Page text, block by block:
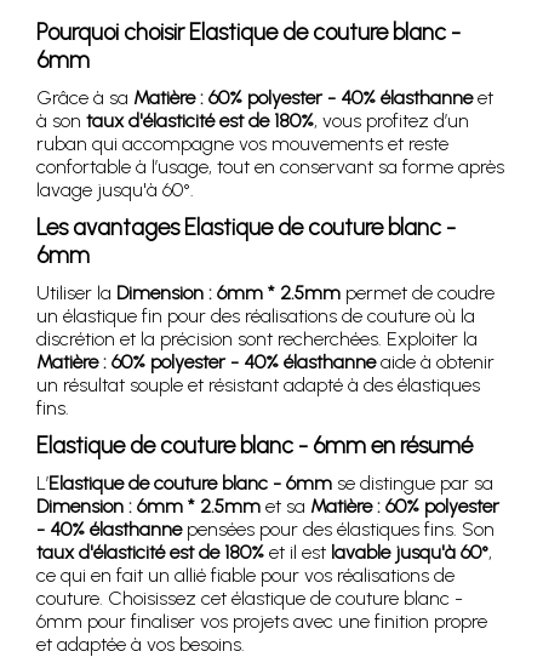
Pourquoi choisir Elastique de couture blanc -
6mm
Grâce à sa Matière : 60% polyester - 40% élasthanneet
à son taux d'élasticité est de 180%, vous profitez d’un
ruban qui accompagne vos mouvements et reste
confortable à l’usage, tout en conservant sa forme après
lavage jusqu'à 60°.
Les avantages Elastique de couture blanc -
6mm
Utiliser la Dimension : 6mm * 2.5mm permet de coudre
un élastique fin pour des réalisations de couture où la
discrétion et la précision sont recherchées. Exploiter la
Matière : 60% polyester - 40% élasthanneaide à obtenir
un résultat souple et résistant adapté à des élastiques
fins.
Elastique de couture blanc - 6mm en résumé
L’Elastique de couture blanc - 6mm se distingue par sa
Dimension : 6mm * 2.5mm et sa Matière : 60% polyester
- 40% élasthannepensées pour des élastiques fins. Son
taux d'élasticité est de 180% et il est lavable jusqu'à 60°,
ce qui en fait un allié fiable pour vos réalisations de
couture. Choisissez cet élastique de couture blanc -
6mm pour finaliser vos projets avec une finition propre
et adaptée à vos besoins.